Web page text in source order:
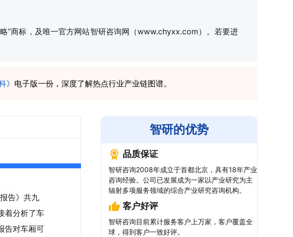
”商标，及唯一官方网站智研咨询网（www.chyxx.com）。若要进
》 电子版一份，深度了解热点行业产业链图谱。
告》共九
着分析了车
告对车厢可
智研的优势
品质保证
智研咨询2008年成立于首都北京，具有18年产业
咨询经验。公司已发展成为一家以产业研究为主
辐射多项服务领域的综合产业研究咨询机构。
客户好评
智研咨询目前累计服务客户上万家，客户覆盖全
球，得到客户一致好评。